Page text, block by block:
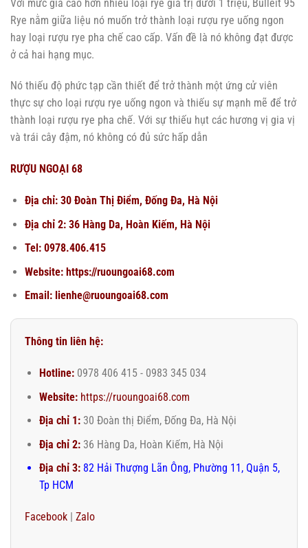
Với mức giá cao hơn nhiều loại rye giá trị dưới 1 triệu, Bulleit 95
Rye nằm giữa liệu nó muốn trở thành loại rượu rye uống ngon
hay loại rượu rye pha chế cao cấp. Vấn đề là nó không đạt được
ở cả hai hạng mục.
Nó thiếu độ phức tạp cần thiết để trở thành một ứng cử viên
thực sự cho loại rượu rye uống ngon và thiếu sự mạnh mẽ để trở
thành loại rượu rye pha chế. Với sự thiếu hụt các hương vị gia vị
và trái cây đậm, nó không có đủ sức hấp dẫn
RƯỢU NGOẠI 68
Địa chỉ: 30 Đoàn Thị Điểm, Đống Đa, Hà Nội
Địa chỉ 2: 36 Hàng Da, Hoàn Kiếm, Hà Nội
Tel: 0978.406.415
Website: https://ruoungoai68.com
Email: lienhe@ruoungoai68.com
Thông tin liên hệ:
Hotline:0978 406 415 - 0983 345 034
Website: https://ruoungoai68.com
Địa chỉ 1:30 Đoàn thị Điểm, Đống Đa, Hà Nội
Địa chỉ 2:36 Hàng Da, Hoàn Kiếm, Hà Nội
Địa chỉ 3:82 Hải Thượng Lãn Ông, Phường 11, Quận 5,
Tp HCM
Facebook Zalo